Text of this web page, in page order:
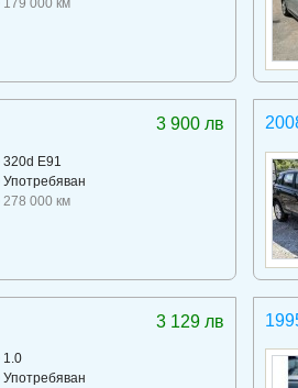
179 000 км
3 900 лв
320d E91
Употребяван
278 000 км
3 129 лв
1.0
Употребяван